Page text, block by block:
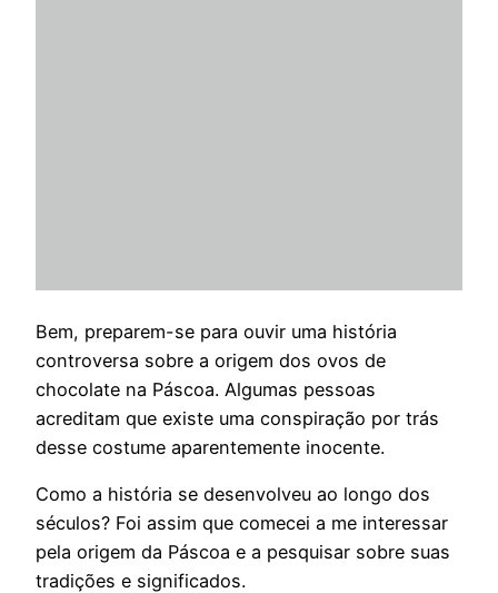
Bem, preparem-se para ouvir uma história
controversa sobre a origem dos ovos de
chocolate na Páscoa. Algumas pessoas
acreditam que existe uma conspiração por trás
desse costume aparentemente inocente.
Como a história se desenvolveu ao longo dos
séculos? Foi assim que comecei a me interessar
pela origem da Páscoa e a pesquisar sobre suas
tradições e significados.